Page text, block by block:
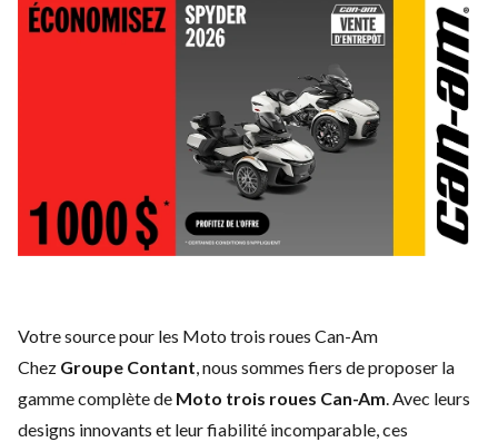
Votre source pour les Moto trois roues Can-Am
Chez Groupe Contant , nous sommes fiers de proposer la
gamme complète de Moto trois roues Can-Am . Avec leurs
designs innovants et leur fiabilité incomparable, ces